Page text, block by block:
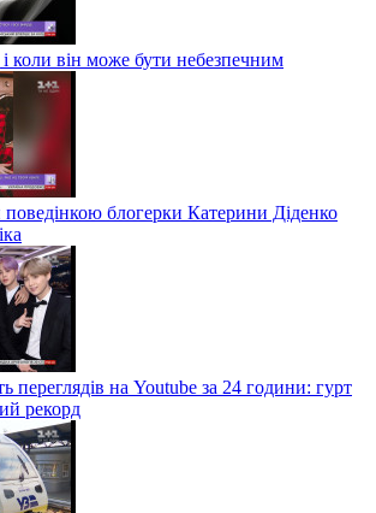
коли він може бути небезпечним
поведінкою блогерки Катерини Діденко
переглядів на Youtube за 24 години: гурт
рекорд